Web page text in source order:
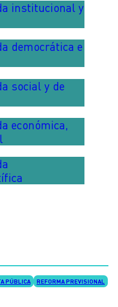
institucional y
democrática e
social y de
económica,
PÚBLICA
REFORMA PREVISIONAL